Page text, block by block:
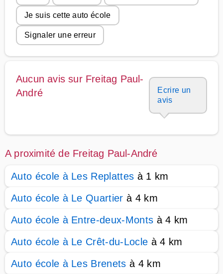
Je suis cette auto école
Signaler une erreur
Aucun avis sur Freitag Paul-
André
Ecrire un
avis
A proximité de Freitag Paul-André
Auto école à Les Replattes à 1 km
Auto école à Le Quartier à 4 km
Auto école à Entre-deux-Monts à 4 km
Auto école à Le Crêt-du-Locle à 4 km
Auto école à Les Brenets à 4 km